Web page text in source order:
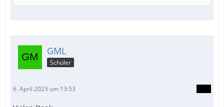
GML
Schüler
6. April 2023 um 13:53